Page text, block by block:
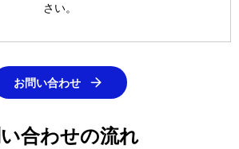
さい。
お問い合わせ
合わせの流れ